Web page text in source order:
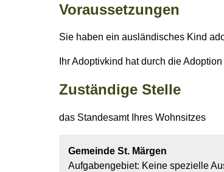
Voraussetzungen
Sie haben ein ausländisches Kind
Ihr Adoptivkind hat durch die
Zuständige Stelle
das Standesamt Ihres Wohnsitzes
Gemeinde St. Märgen
Aufgabengebiet: Keine spezielle